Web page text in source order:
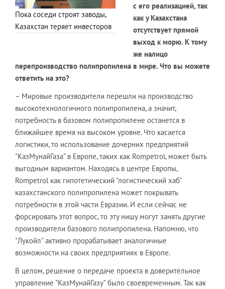
Пока соседи строят заводы,
Казахстан теряет инвесторов
с его реализацией, так
как у Казахстана
отсутствует прямой
выход к морю. К тому
же налицо
перепроизводство полипропилена в мире. Что вы можете
ответить на это?
– Мировые производители перешли на производство
высокотехнологичного полипропилена, а значит,
потребность в базовом полипропилене останется в
ближайшее время на высоком уровне. Что касается
логистики, то использование дочерних предприятий
"КазМунайГаза" в Европе, таких как Rompetrol, может быть
выгодным вариантом. Находясь в центре Европы,
Rompetrol как гипотетический "логистический хаб"
казахстанского полипропилена может покрывать
потребности в этой части Евразии. И если сейчас не
форсировать этот вопрос, то эту нишу могут занять другие
производители базового полипропилена. Напомню, что
"Лукойл" активно прорабатывает аналогичные
возможности на своих предприятиях в Европе.
В целом, решение о передаче проекта в доверительное
управление "КазМунайГазу" было своевременным. Так как